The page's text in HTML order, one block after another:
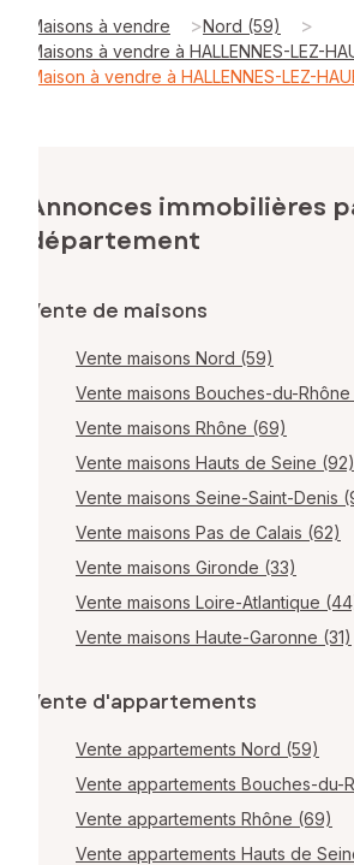
Maisons à vendre >Nord (59) >
Maisons à vendre à HALLENNES-LEZ-
Maison à vendre à HALLENNES-LEZ-
Annonces immobilières
département
Vente de maisons
Vente maisons Nord (59)
Vente maisons Bouches-du-Rhône
Vente maisons Rhône (69)
Vente maisons Hauts de Seine (92)
Vente maisons Seine-Saint-Denis
Vente maisons Pas de Calais (62)
Vente maisons Gironde (33)
Vente maisons Loire-Atlantique
Vente maisons Haute-Garonne (31)
Vente d'appartements
Vente appartements Nord (59)
Vente appartements Bouches-du-
Vente appartements Rhône (69)
Vente appartements Hauts de